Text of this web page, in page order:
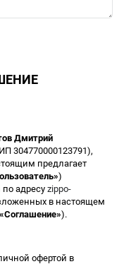
Дмитрий
304770000123791),
предлагает
)
адресу zippo-
в настоящем
«Соглашение»).
офертой в